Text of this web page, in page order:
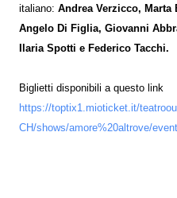
italiano: Andrea Verzicco,
Angelo Di Figlia, Giovanni
Ilaria Spotti e Federico Tacchi.
Biglietti disponibili a questo link
https://toptix1.mioticket.it/
CH/shows/amore%20altrove/